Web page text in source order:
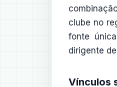
clube no
fonte
dirigente
Vínculos